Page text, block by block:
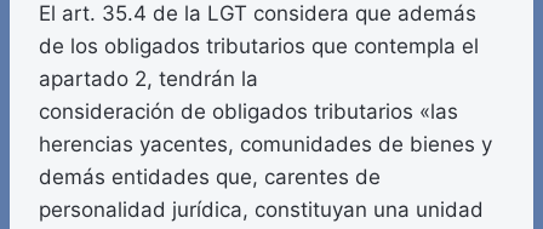
El art. 35.4 de la LGT considera que además
de los obligados tributarios que contempla el
apartado 2, tendrán la
consideración de obligados tributarios «las
herencias yacentes, comunidades de bienes y
demás entidades que, carentes de
personalidad jurídica, constituyan una unidad